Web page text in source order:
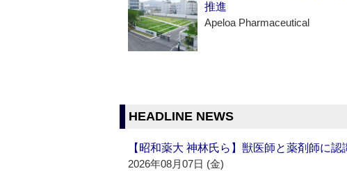
推進
Apeloa Pharmaceutical
HEADLINE NEWS
【昭和薬大 神林氏ら】獣医師と薬剤師に
2026年08月07日 (金)